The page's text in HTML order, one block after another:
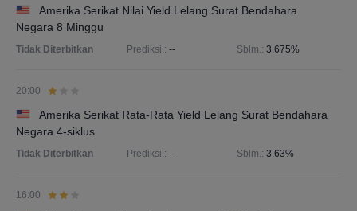
Amerika Serikat Nilai Yield Lelang Surat Bendahara
Negara 8 Minggu
Tidak Diterbitkan Prediksi.: -- Sblm.: 3.675%
20:00
Amerika Serikat Rata-Rata Yield Lelang Surat Bendahara
Negara 4-siklus
Tidak Diterbitkan Prediksi.: -- Sblm.: 3.63%
16:00